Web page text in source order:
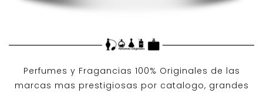
Perfumes y Fragancias 100% Originales de las
marcas mas prestigiosas por catalogo, grandes